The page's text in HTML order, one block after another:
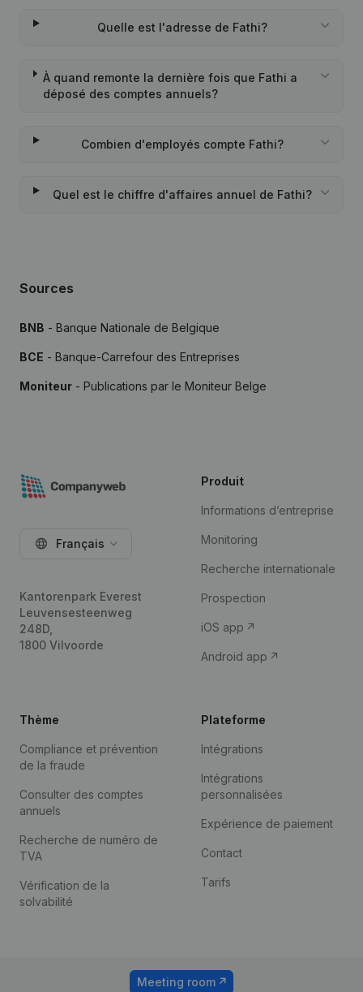
Quelle est l'adresse de Fathi?
À quand remonte la dernière fois que Fathi a
déposé des comptes annuels?
Combien d'employés compte Fathi?
Quel est le chiffre d'affaires annuel de Fathi?
Sources
BNB - Banque Nationale de Belgique
BCE - Banque-Carrefour des Entreprises
Moniteur - Publications par le Moniteur Belge
Français
Kantorenpark Everest
Leuvensesteenweg
248D,
1800 Vilvoorde
Produit
Informations d’entreprise
Monitoring
Recherche internationale
Prospection
iOS app
Android app
Thème
Compliance et prévention
de la fraude
Consulter des comptes
annuels
Recherche de numéro de
TVA
Vérification de la
solvabilité
Plateforme
Intégrations
Intégrations
personnalisées
Expérience de paiement
Contact
Tarifs
Meeting room